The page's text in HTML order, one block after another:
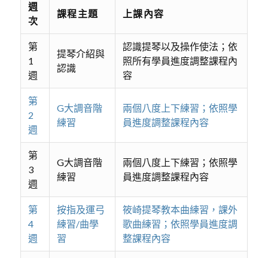
週
次
課程主題 上課內容
第
1
週
提琴介紹與
認識
認識提琴以及操作使法；依
照所有學員進度調整課程內
容
第
2
週
G大調音階
練習
兩個八度上下練習；依照學
員進度調整課程內容
第
3
週
G大調音階
練習
兩個八度上下練習；依照學
員進度調整課程內容
第
4
週
按指及運弓
練習/曲學
習
筱崎提琴教本曲練習，課外
歌曲練習；依照學員進度調
整課程內容